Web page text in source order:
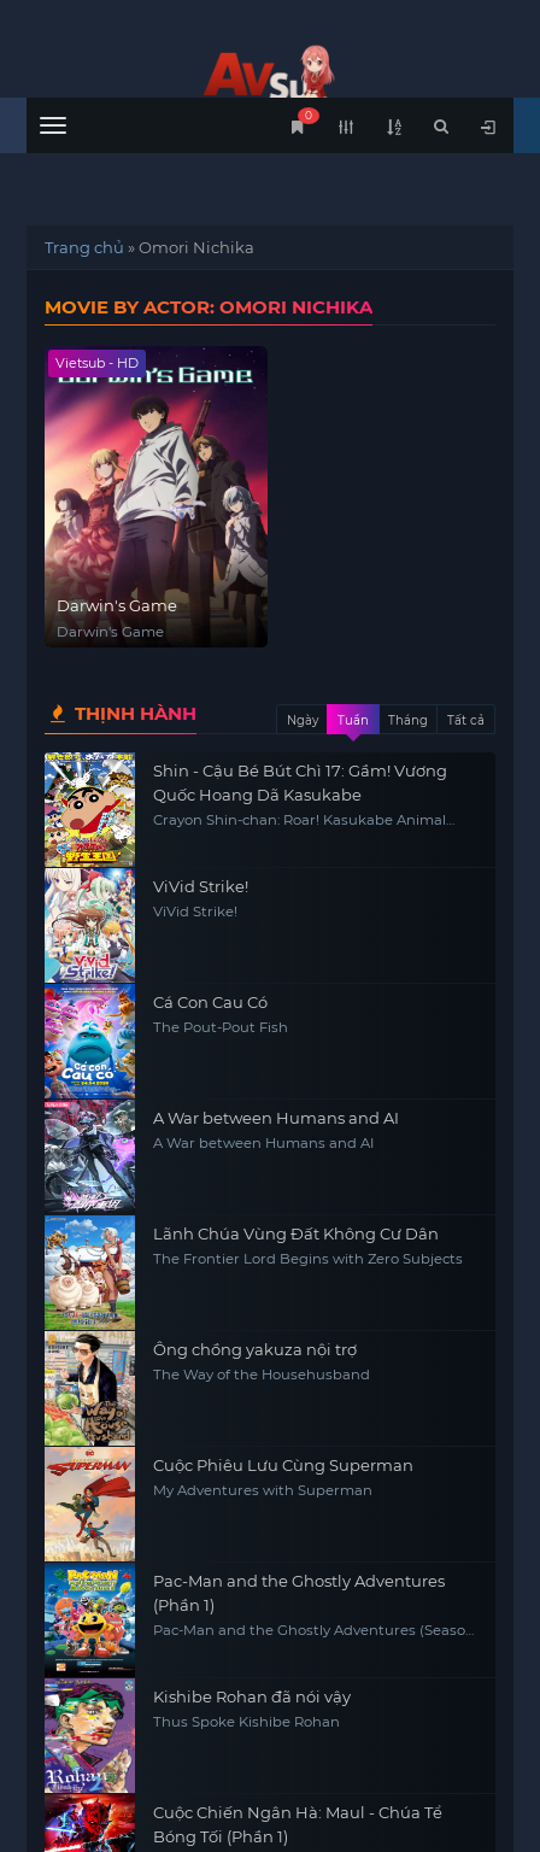
Menu
0
Trang chủ »Omori Nichika
MOVIE BY ACTOR: OMORI NICHIKA
Vietsub - HD
Darwin's Game
Darwin's Game
THỊNH HÀNH Ngày Tuần Tháng Tất cả
Shin - Cậu Bé Bút Chì 17: Gầm! Vương
Quốc Hoang Dã Kasukabe
Crayon Shin-chan: Roar! Kasukabe Animal
ViVid Strike!
ViVid Strike!
Cá Con Cau Có
The Pout-Pout Fish
A War between Humans and AI
A War between Humans and AI
Lãnh Chúa Vùng Đất Không Cư Dân
The Frontier Lord Begins with Zero Subjects
Ông chồng yakuza nội trợ
The Way of the Househusband
Cuộc Phiêu Lưu Cùng Superman
My Adventures with Superman
Pac-Man and the Ghostly Adventures
(Phần 1)
Pac-Man and the Ghostly Adventures (Season
Kishibe Rohan đã nói vậy
Thus Spoke Kishibe Rohan
Cuộc Chiến Ngân Hà: Maul - Chúa Tể
Bóng Tối (Phần 1)